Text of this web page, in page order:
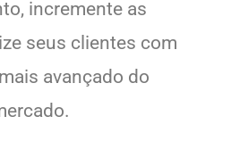
incremente as
seus clientes com
avançado do